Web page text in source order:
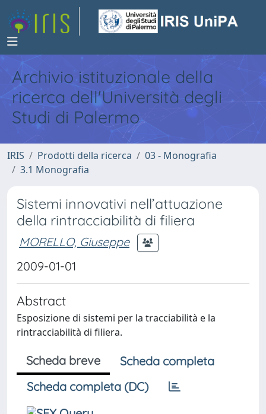
Archivio istituzionale della
ricerca dell'Università degli
Studi di Palermo
IRIS Prodotti della ricerca
03 - Monografia
3.1 Monografia
Sistemi innovativi nell’attuazione
della rintracciabilità di filiera
MORELLO, Giuseppe
2009-01-01
Abstract
Esposizione di sistemi per la tracciabilità e la
rintracciabilità di filiera.
Scheda breve
Scheda completa
Scheda completa (DC)